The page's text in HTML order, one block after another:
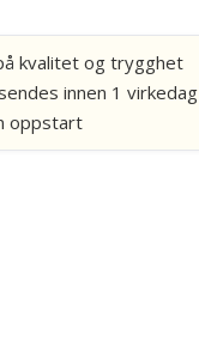
kvalitet og trygghet
innen 1 virkedag
oppstart